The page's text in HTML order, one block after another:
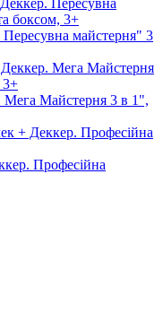
майстерня" 3
Мега Майстерня 3 в 1",
Професійна